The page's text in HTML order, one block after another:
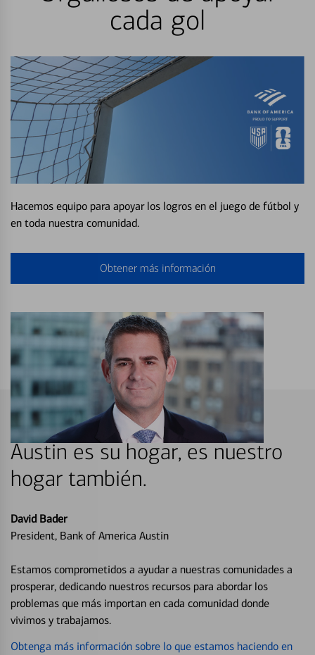
cada gol
Hacemos equipo para apoyar los logros en el juego de fútbol y
en toda nuestra comunidad.
Obtener más información
Austin es su hogar, es nuestro
hogar también.
David Bader
President, Bank of America Austin
Estamos comprometidos a ayudar a nuestras comunidades a
prosperar, dedicando nuestros recursos para abordar los
problemas que más importan en cada comunidad donde
vivimos y trabajamos.
Obtenga más información sobre lo que estamos haciendo en